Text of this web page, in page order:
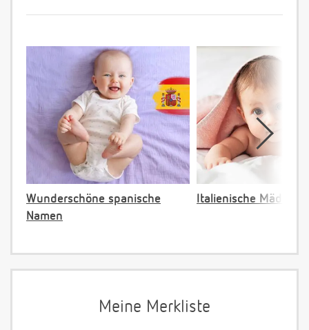
Wunderschöne spanische
Namen
Italienische
Meine Merkliste